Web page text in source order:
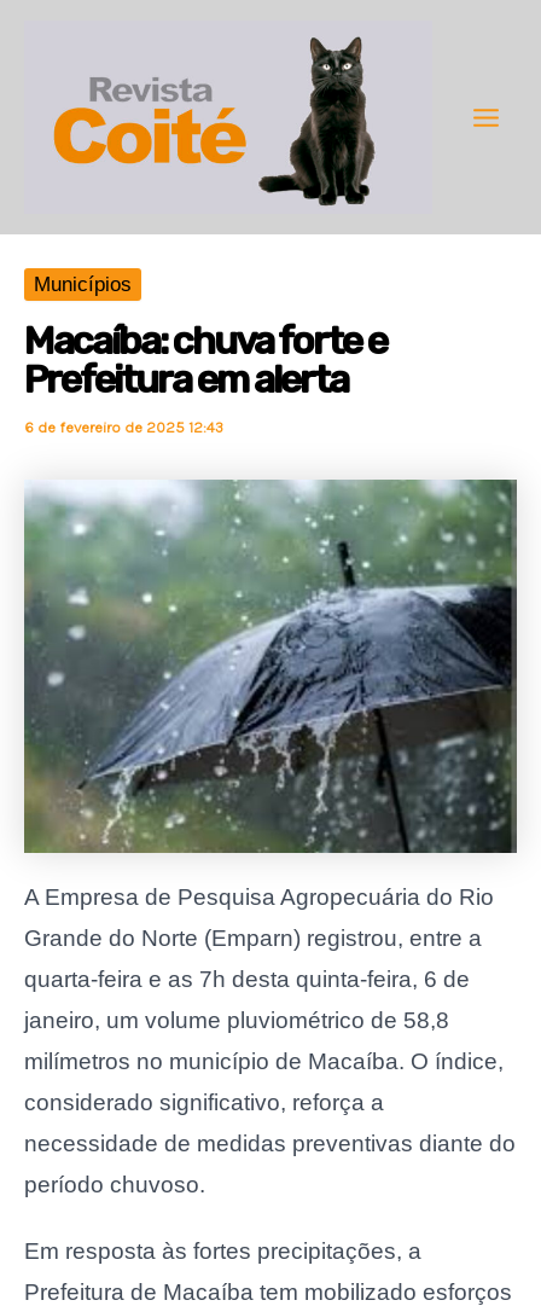
conteúdo
Municípios
Macaíba: chuva forte e
Prefeitura em alerta
6 de fevereiro de 2025 12:43
A Empresa de Pesquisa Agropecuária do Rio
Grande do Norte (Emparn) registrou, entre a
quarta-feira e as 7h desta quinta-feira, 6 de
janeiro, um volume pluviométrico de 58,8
milímetros no município de Macaíba. O índice,
considerado significativo, reforça a
necessidade de medidas preventivas diante do
período chuvoso.
Em resposta às fortes precipitações, a
Prefeitura de Macaíba tem mobilizado esforços